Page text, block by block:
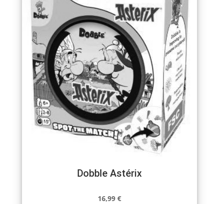
Dobble Astérix
16,99 €